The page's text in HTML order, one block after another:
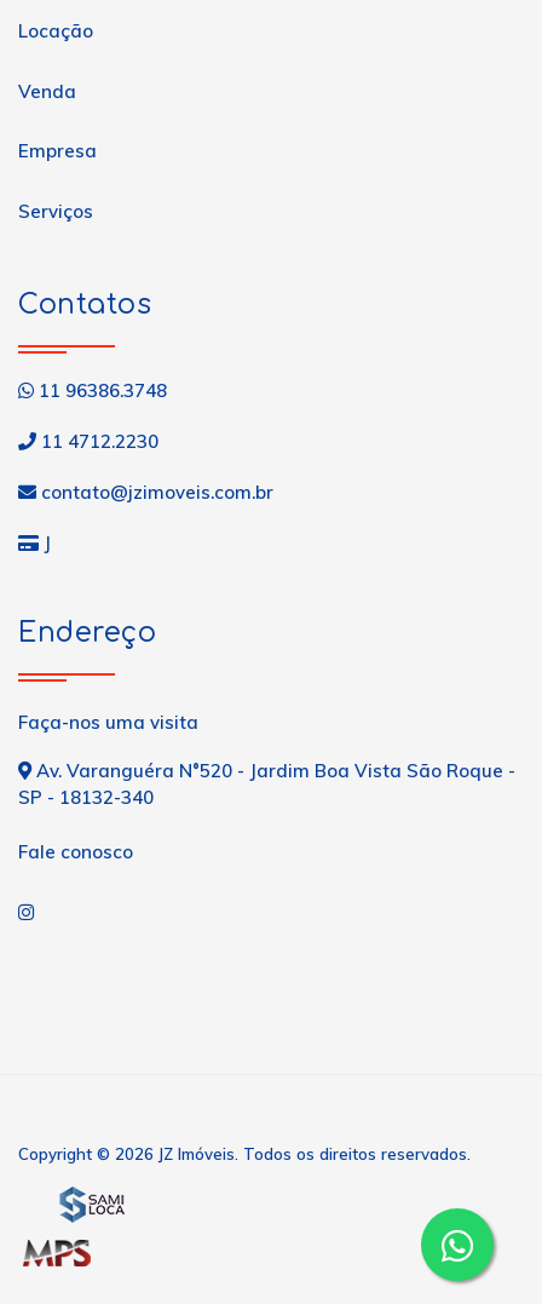
Locação
Venda
Empresa
Serviços
Contatos
11 96386.3748
11 4712.2230
contato@jzimoveis.com.br
J
Endereço
Faça-nos uma visita
Av. Varanguéra N°520 - Jardim Boa Vista São Roque -
SP - 18132-340
Fale conosco
Copyright © 2026 JZ Imóveis. Todos os direitos reservados.